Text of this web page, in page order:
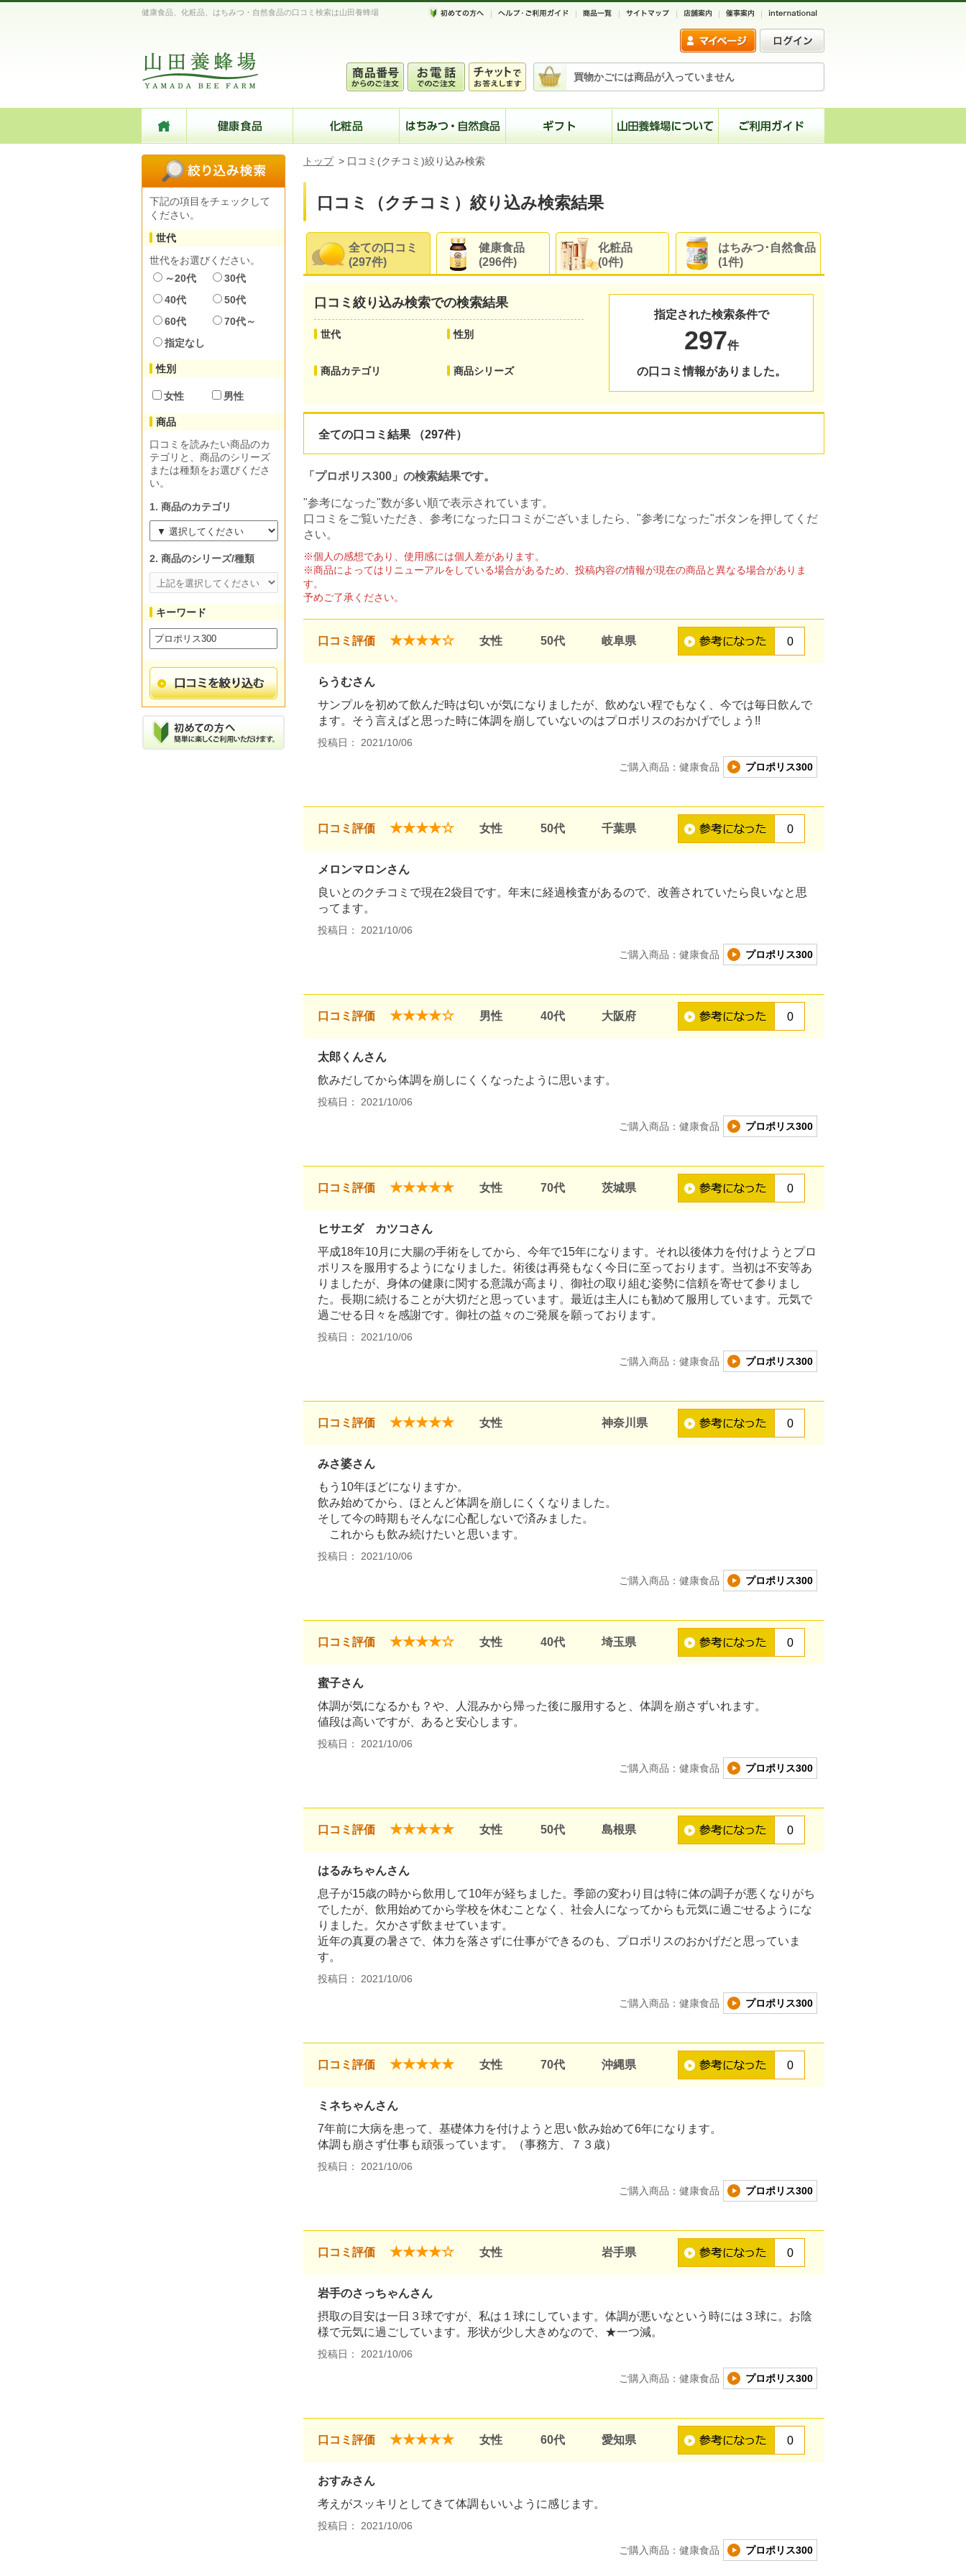
健康食品、化粧品、はちみつ・自然食品の口コミ検索は山田養蜂場
買物かごには商品が入っていません
トップ > 口コミ(クチコミ)絞り込み検索
口コミ（クチコミ）絞り込み検索結果
全ての口コミ
(297件)
健康食品
(296件)
化粧品
(0件)
はちみつ･自然食品
(1件)
口コミ絞り込み検索での検索結果
世代
商品カテゴリ
性別
商品シリーズ
指定された検索条件で
297件
の口コミ情報がありました。
全ての口コミ結果 （297件）
「プロポリス300」の検索結果です。
"参考になった"数が多い順で表示されています。
口コミをご覧いただき、参考になった口コミがございましたら、"参考になった"ボタンを押してくだ
さい。
※個人の感想であり、使用感には個人差があります。
※商品によってはリニューアルをしている場合があるため、投稿内容の情報が現在の商品と異なる場合がありま
す。
予めご了承ください。
口コミ評価 ★★★★☆ 女性 50代 岐阜県 0
らうむさん
サンプルを初めて飲んだ時は匂いが気になりましたが、飲めない程でもなく、今では毎日飲んで
ます。そう言えばと思った時に体調を崩していないのはプロボリスのおかげでしょう!!
投稿日： 2021/10/06
プロポリス300
ご購入商品：健康食品
口コミ評価 ★★★★☆ 女性 50代 千葉県 0
メロンマロンさん
良いとのクチコミで現在2袋目です。年末に経過検査があるので、改善されていたら良いなと思
ってます。
投稿日： 2021/10/06
プロポリス300
ご購入商品：健康食品
口コミ評価 ★★★★☆ 男性 40代 大阪府 0
太郎くんさん
飲みだしてから体調を崩しにくくなったように思います。
投稿日： 2021/10/06
プロポリス300
ご購入商品：健康食品
口コミ評価 ★★★★★ 女性 70代 茨城県 0
ヒサエダ カツコさん
平成18年10月に大腸の手術をしてから、今年で15年になります。それ以後体力を付けようとプロ
ポリスを服用するようになりました。術後は再発もなく今日に至っております。当初は不安等あ
りましたが、身体の健康に関する意識が高まり、御社の取り組む姿勢に信頼を寄せて参りまし
た。長期に続けることが大切だと思っています。最近は主人にも勧めて服用しています。元気で
過ごせる日々を感謝です。御社の益々のご発展を願っております。
投稿日： 2021/10/06
プロポリス300
ご購入商品：健康食品
口コミ評価 ★★★★★ 女性 神奈川県 0
みさ婆さん
もう10年ほどになりますか。
飲み始めてから、ほとんど体調を崩しにくくなりました。
そして今の時期もそんなに心配しないで済みました。
これからも飲み続けたいと思います。
投稿日： 2021/10/06
プロポリス300
ご購入商品：健康食品
口コミ評価 ★★★★☆ 女性 40代 埼玉県 0
蜜子さん
体調が気になるかも？や、人混みから帰った後に服用すると、体調を崩さずいれます。
値段は高いですが、あると安心します。
投稿日： 2021/10/06
プロポリス300
ご購入商品：健康食品
口コミ評価 ★★★★★ 女性 50代 島根県 0
はるみちゃんさん
息子が15歳の時から飲用して10年が経ちました。季節の変わり目は特に体の調子が悪くなりがち
でしたが、飲用始めてから学校を休むことなく、社会人になってからも元気に過ごせるようにな
りました。欠かさず飲ませています。
近年の真夏の暑さで、体力を落さずに仕事ができるのも、プロポリスのおかげだと思っていま
す。
投稿日： 2021/10/06
プロポリス300
ご購入商品：健康食品
口コミ評価 ★★★★★ 女性 70代 沖縄県 0
ミネちゃんさん
7年前に大病を患って、基礎体力を付けようと思い飲み始めて6年になります。
体調も崩さず仕事も頑張っています。（事務方、７３歳）
投稿日： 2021/10/06
プロポリス300
ご購入商品：健康食品
口コミ評価 ★★★★☆ 女性 岩手県 0
岩手のさっちゃんさん
摂取の目安は一日３球ですが、私は１球にしています。体調が悪いなという時には３球に。お陰
様で元気に過ごしています。形状が少し大きめなので、★一つ減。
投稿日： 2021/10/06
プロポリス300
ご購入商品：健康食品
口コミ評価 ★★★★★ 女性 60代 愛知県 0
おすみさん
考えがスッキリとしてきて体調もいいように感じます。
投稿日： 2021/10/06
プロポリス300
ご購入商品：健康食品
下記の項目をチェックして
ください。
世代
世代をお選びください。
～20代
30代
40代
50代
60代
70代～
指定なし
性別
女性 男性
商品
口コミを読みたい商品のカ
テゴリと、商品のシリーズ
または種類をお選びくださ
い。
1. 商品のカテゴリ
2. 商品のシリーズ/種類
キーワード